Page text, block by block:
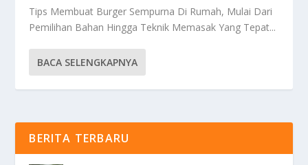
Tips Membuat Burger Sempurna Di Rumah, Mulai Dari
Pemilihan Bahan Hingga Teknik Memasak Yang Tepat...
BACA SELENGKAPNYA
BERITA TERBARU